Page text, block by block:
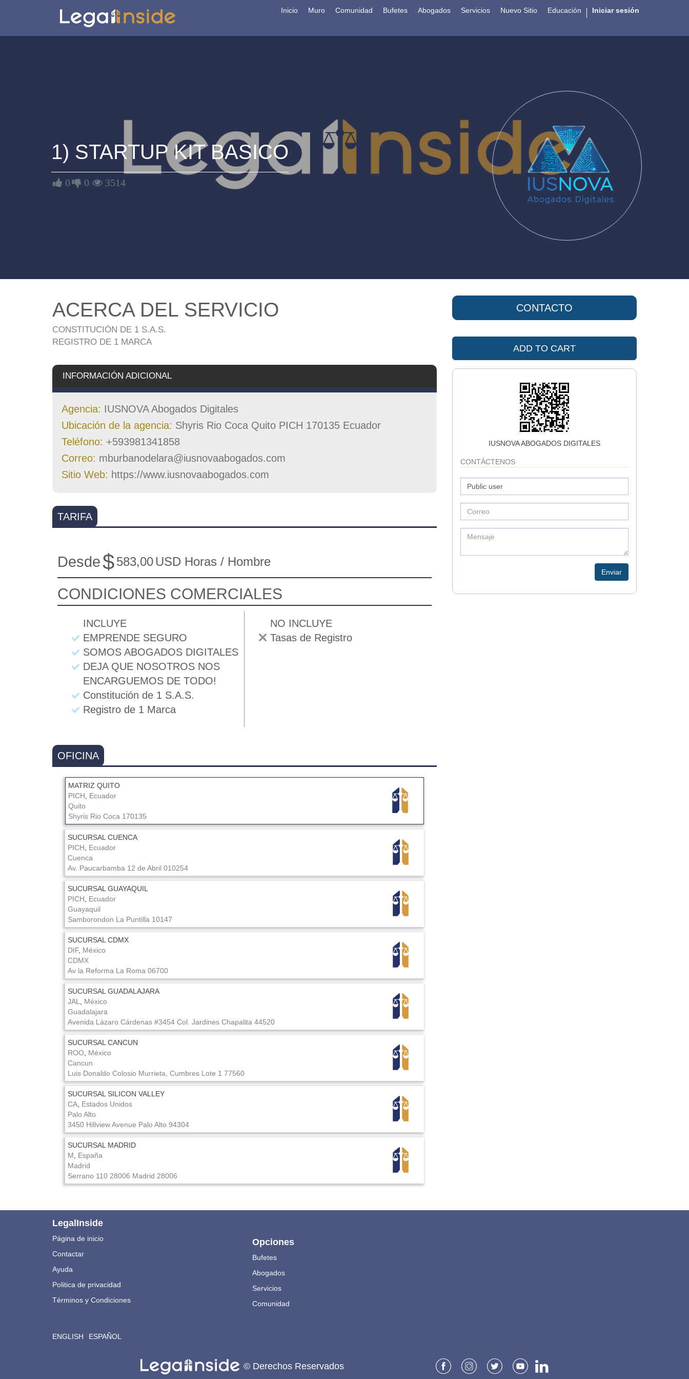
Inicio Muro Comunidad Bufetes Abogados Servicios Nuevo Sitio Educación Iniciar sesión
1) STARTUP KIT BASICO
0 0 3514
ACERCA DEL SERVICIO
CONSTITUCIÓN DE 1 S.A.S.
REGISTRO DE 1 MARCA
INFORMACIÓN ADICIONAL
Agencia: IUSNOVA Abogados Digitales
Ubicación de la agencia: Shyris Rio Coca Quito PICH 170135 Ecuador
Teléfono: +593981341858
Correo: mburbanodelara@iusnovaabogados.com
Sitio Web: https://www.iusnovaabogados.com
TARIFA
Desde$583,00 USD Horas / Hombre
CONDICIONES COMERCIALES
INCLUYE
EMPRENDE SEGURO
SOMOS ABOGADOS DIGITALES
DEJA QUE NOSOTROS NOS
ENCARGUEMOS DE TODO!
Constitución de 1 S.A.S.
Registro de 1 Marca
NO INCLUYE
Tasas de Registro
OFICINA
MATRIZ QUITO
PICH
Ecuador
Quito
Shyris Rio Coca 170135
SUCURSAL CUENCA
PICH
Ecuador
Cuenca
Av. Paucarbamba 12 de Abril 010254
SUCURSAL GUAYAQUIL
PICH
Ecuador
Guayaquil
Samborondon La Puntilla 10147
SUCURSAL CDMX
DIF, México
CDMX
Av la Reforma La Roma 06700
SUCURSAL GUADALAJARA
JAL
México
Guadalajara
Avenida Lázaro Cárdenas #3454 Col. Jardines Chapalita 44520
SUCURSAL CANCUN
ROO
México
Cancun
Luis Donaldo Colosio Murrieta, Cumbres Lote 1 77560
SUCURSAL SILICON VALLEY
CA Estados Unidos
Palo Alto
3450 Hillview Avenue Palo Alto 94304
SUCURSAL MADRID
M
España
Madrid
Serrano 110 28006 Madrid 28006
CONTACTO
ADD TO CART
IUSNOVA ABOGADOS DIGITALES
CONTÁCTENOS
Enviar
LegalInside
Página de inicio
Contactar
Ayuda
Politica de privacidad
Términos y Condiciones
ENGLISH ESPAÑOL
Opciones
Bufetes
Abogados
Servicios
Comunidad
.
© Derechos Reservados